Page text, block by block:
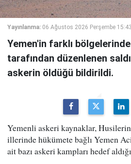
Yayınlanma: 06 Ağustos 2026 Perşembe 15:43
Yemen'in farklı
tarafından düzenlenen
askerin öldüğü bildirildi.
Yemenli askeri kaynaklar,
illerinde hükümete bağlı Yemen
ait bazı askeri kampları hedef